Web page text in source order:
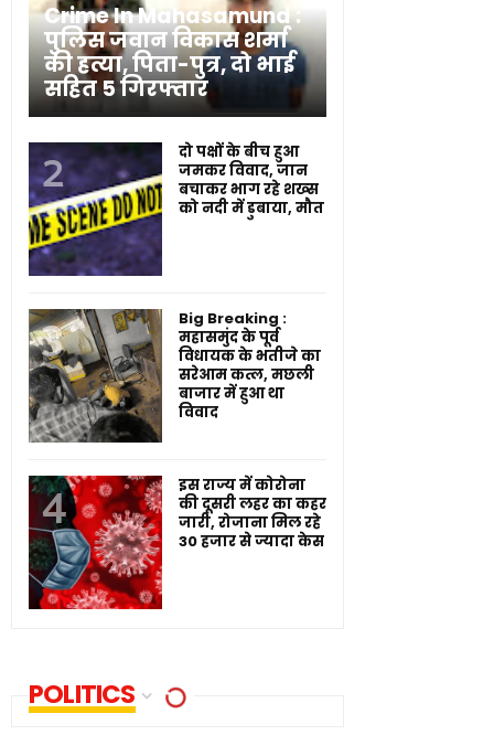
Crime In Mahasamund :
पुलिस जवान विकास शर्मा
की हत्या, पिता-पुत्र, दो भाई
सहित 5 गिरफ्तार
दो पक्षों के बीच हुआ
जमकर विवाद, जान
बचाकर भाग रहे शख्स
को नदी में डुबाया, मौत
Big Breaking :
महासमुंद के पूर्व
विधायक के भतीजे का
सरेआम कत्ल, मछली
बाजार में हुआ था
विवाद
इस राज्य में कोरोना
की दूसरी लहर का कहर
जारी, रोजाना मिल रहे
30 हजार से ज्यादा केस
POLITICS